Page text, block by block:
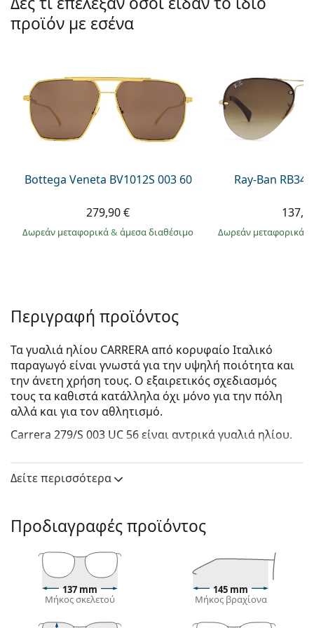
Όλες οι μάρκες
Persol
Όλες οι μάρκες
Όλα τα υγρά φακών
προϊόν με εσένα
Bottega Veneta BV1012S 003 60
279,90 €
Δωρεάν μεταφορικά& άμεσα διαθέσιμο
Ray-Ban
Δωρεάν μεταφορικά
Περιγραφή προϊόντος
Τα γυαλιά ηλίου CARRERA από κορυφαίο Ιταλικό
παραγωγό είναι γνωστά για την υψηλή ποιότητα και
την άνετη χρήση τους. Ο εξαιρετικός σχεδιασμός
τους τα καθιστά κατάλληλα όχι μόνο για την πόλη
αλλά και για τον αθλητισμό.
Carrera 279/S 003 UC 56είναι αντρικά γυαλιά ηλίου.
με τη λειτουργία του Εικονικού καθρέφτη του
Lentiamo.
Το μαύρο χρώμα του σκελετού ταιριάζει απόλυτα
με το δροσερό χρώμα του δέρματος και τα ανοιχτά
ξανθά, ανοιχτά καφέ ή μαύρα μαλλιά.
πιλοτικά σχέδια γυαλιών ηλίου
είναι η ιδανική
επιλογή για όσους έχουν τετράγωνο, οβάλ ή
Δείτε περισσότερα
Προδιαγραφές προϊόντος
137 mm
Μήκος σκελετού
145 mm
Μήκος βραχίονα